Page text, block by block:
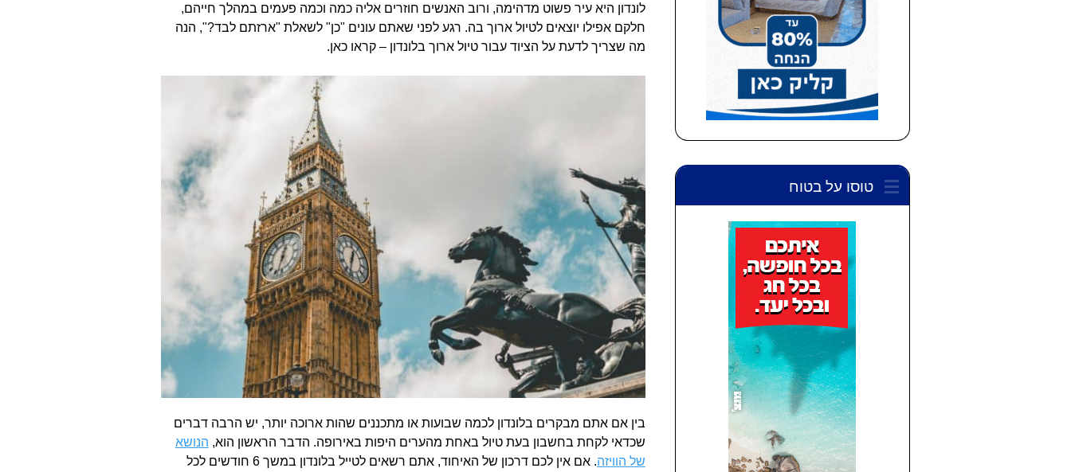
לונדון היא עיר פשוט מדהימה, ורוב האנשים חוזרים אליה כמה וכמה פעמים במהלך חייהם,
חלקם אפילו יוצאים לטיול ארוך בה. רגע לפני שאתם עונים "כן" לשאלת "ארזתם לבד?", הנה
מה שצריך לדעת על הציוד עבור טיול ארוך בלונדון – קראו כאן.
בין אם אתם מבקרים בלונדון לכמה שבועות או מתכננים שהות ארוכה יותר, יש הרבה דברים
שכדאי לקחת בחשבון בעת טיול באחת מהערים היפות באירופה. הדבר הראשון הוא, הנושא
של הוויזה
. אם אין לכם דרכון של האיחוד, אתם רשאים לטייל בלונדון במשך 6 חודשים לכל
טוסו על בטוח